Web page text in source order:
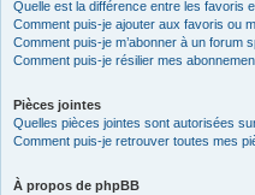
Quelle est la différence entre les favoris
Comment puis-je ajouter aux favoris ou
Comment puis-je m’abonner à un forum
Comment puis-je résilier mes
Pièces jointes
Quelles pièces jointes sont autorisées
Comment puis-je retrouver toutes mes
À propos de phpBB